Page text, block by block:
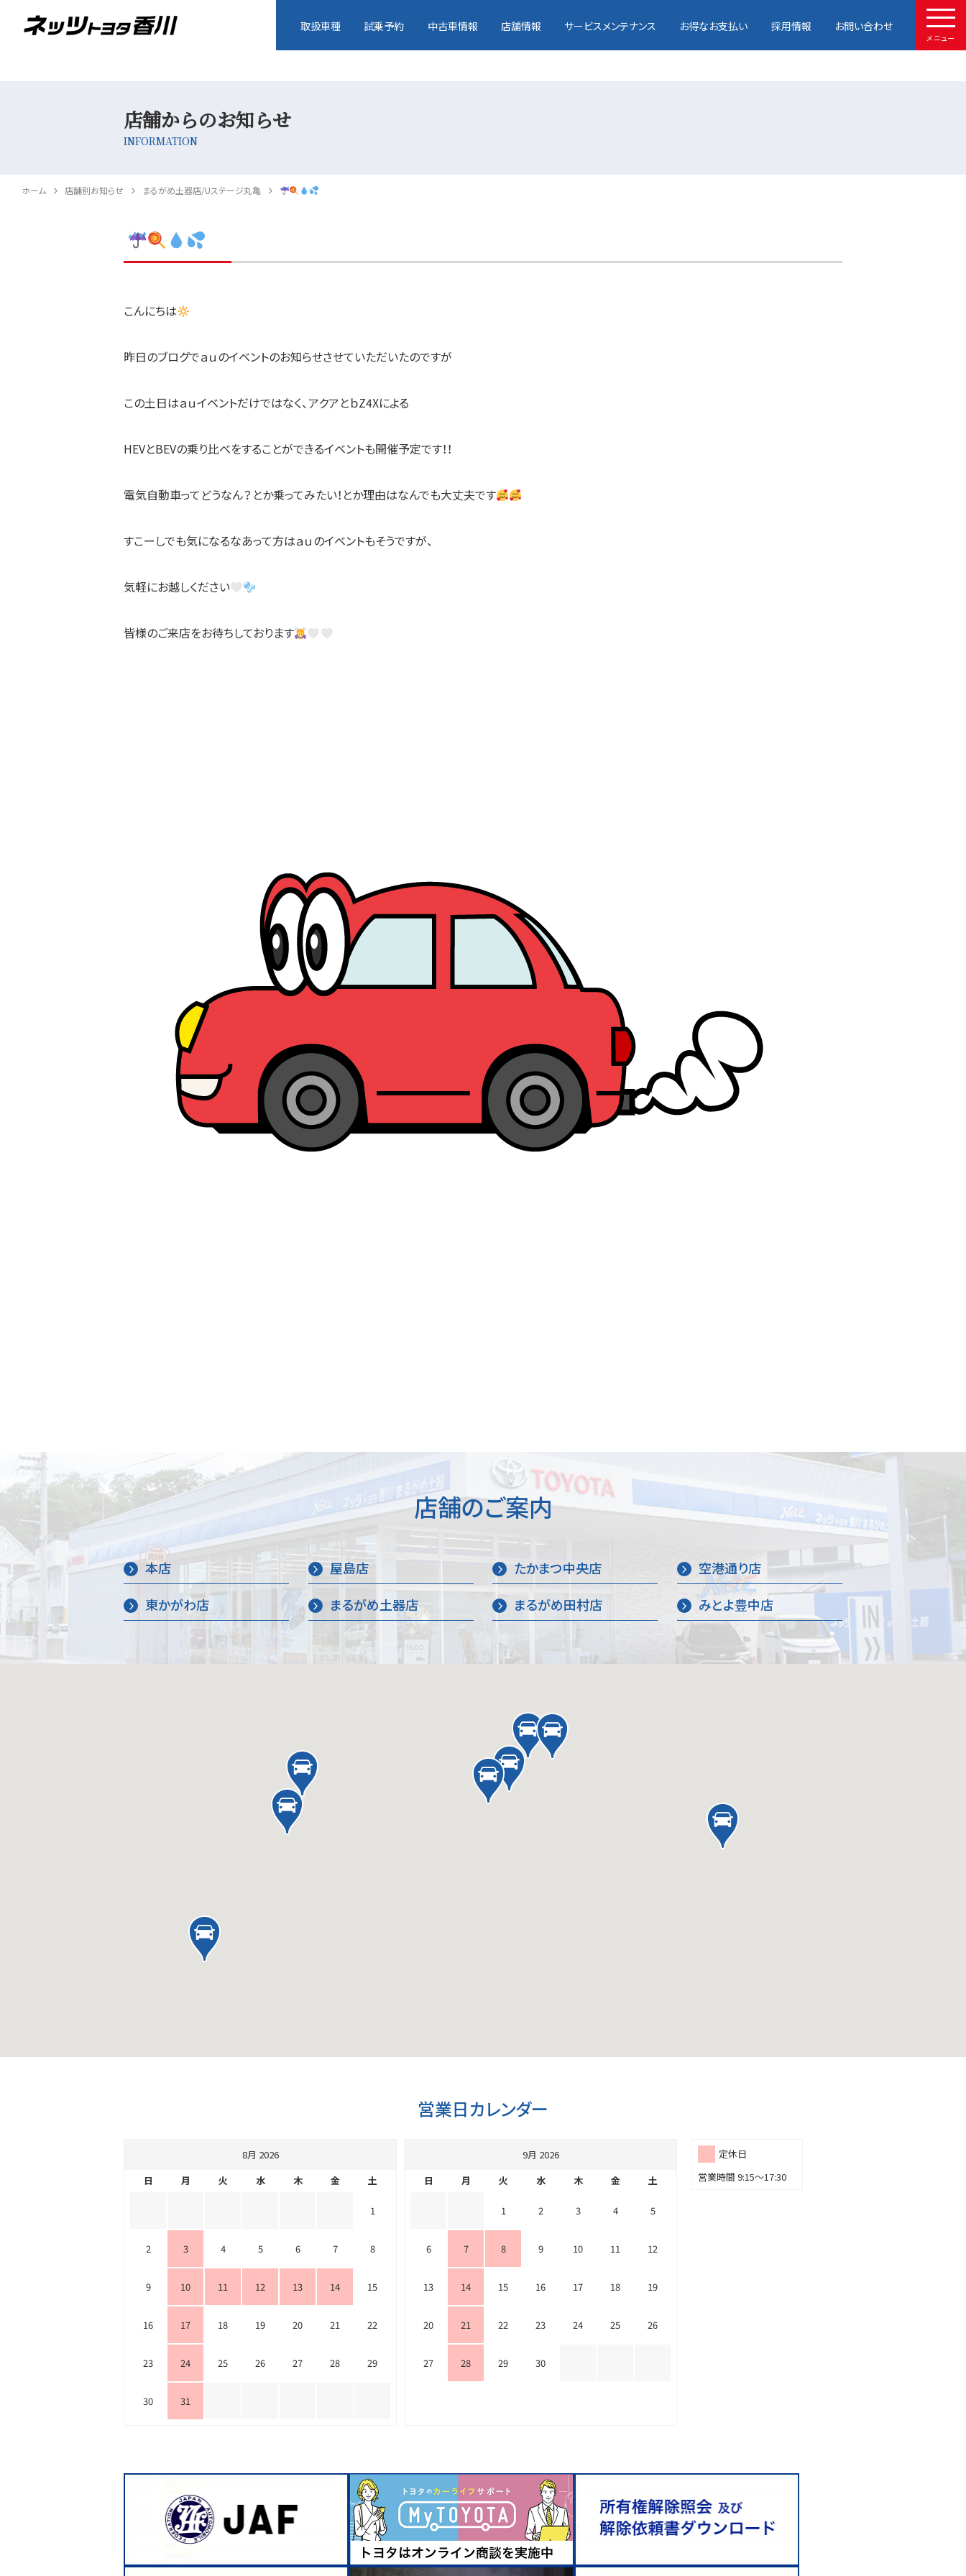
サービスメンテナンス
取扱車種 試乗予約 中古車情報 店舗情報 サービスメンテナンス お得なお支払い 採用情報 お問い合わせ
メニュー
店舗からのお知らせ
INFORMATION
ホーム 店舗別お知らせ まるがめ土器店/Uステージ丸亀
こんにちは
昨日のブログでａｕのイベントのお知らせさせていただいたのですが
この土日はａｕイベントだけではなく、アクアとｂZ4Xによる
HEVとBEVの乗り比べをすることができるイベントも開催予定です！！
電気自動車ってどうなん？とか乗ってみたい！とか理由はなんでも大丈夫です
すこーしでも気になるなあって方はａｕのイベントもそうですが、
気軽にお越しください
皆様のご来店をお待ちしております
店舗のご案内
本店 屋島店 たかまつ中央店
空港通り店
東かがわ店
まるがめ土器店 まるがめ田村店 みとよ豊中店
営業日カレンダー
定休日
営業時間 9:15～17:30
8月 2026
日
月 火 水 木 金 土
1
2 3 4 5 6 7 8
9 10 11 12 13 14 15
16 17 18 19 20 21 22
23 24 25 26 27 28 29
30 31
9月 2026
日
月 火 水 木 金 土
1 2 3 4 5
6 7 8 9 10 11 12
13 14 15 16 17 18 19
20 21 22 23 24 25 26
27 28 29 30